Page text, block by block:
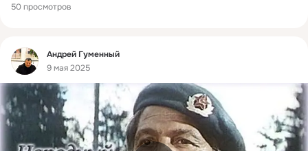
50 просмотров
Фид
Андрей Гуменный
9 мая 2025